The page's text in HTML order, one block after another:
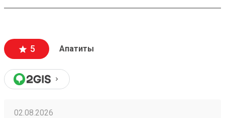
5 Апатиты
02.08.2026